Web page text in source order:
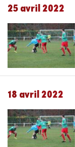
25 avril 2022
18 avril 2022